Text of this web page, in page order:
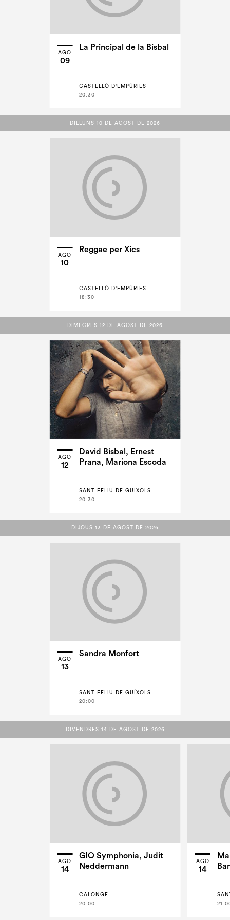
AGO
09
La Principal de la Bisbal
CASTELLÓ D'EMPÚRIES
20:30
DILLUNS 10 DE AGOST DE 2026
DILLUNS 10 DE AGOST DE 2026
AGO
10
Reggae per Xics
CASTELLÓ D'EMPÚRIES
18:30
DIMECRES 12 DE AGOST DE 2026
DIMECRES 12 DE AGOST DE 2026
AGO
12
David Bisbal, Ernest
Prana, Mariona Escoda
SANT FELIU DE GUÍXOLS
20:30
DIJOUS 13 DE AGOST DE 2026
DIJOUS 13 DE AGOST DE 2026
AGO
13
Sandra Monfort
SANT FELIU DE GUÍXOLS
20:00
DIVENDRES 14 DE AGOST DE 2026
DIVENDRES 14 DE AGOST DE 2026
AGO
14
GIO Symphonia, Judit
Neddermann
CALONGE
20:00
AGO
14